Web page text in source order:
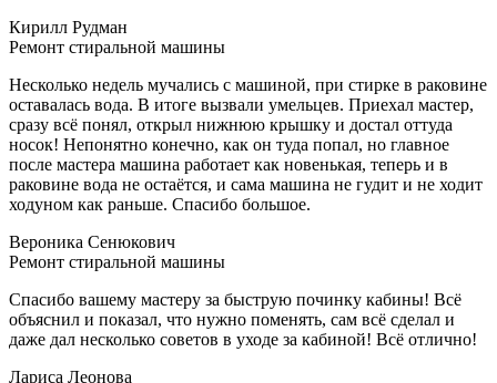
Кирилл Рудман
Ремонт стиральной машины
Несколько недель мучались с машиной, при стирке в раковине
оставалась вода. В итоге вызвали умельцев. Приехал мастер,
сразу всё понял, открыл нижнюю крышку и достал оттуда
носок! Непонятно конечно, как он туда попал, но главное
после мастера машина работает как новенькая, теперь и в
раковине вода не остаётся, и сама машина не гудит и не ходит
ходуном как раньше. Спасибо большое.
Вероника Сенюкович
Ремонт стиральной машины
Спасибо вашему мастеру за быструю починку кабины! Всё
объяснил и показал, что нужно поменять, сам всё сделал и
даже дал несколько советов в уходе за кабиной! Всё отлично!
Лариса Леонова